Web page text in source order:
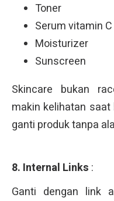
Toner
Serum vitamin
Moisturizer
Sunscreen
Skincare bukan
makin kelihatan
ganti produk tanpa
8. Internal Links :
Ganti dengan link